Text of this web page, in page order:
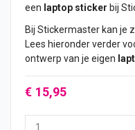
een laptop sticker bij
Bij Stickermaster kan je
Lees hieronder verder
ontwerp van je eigen
€ 15,95